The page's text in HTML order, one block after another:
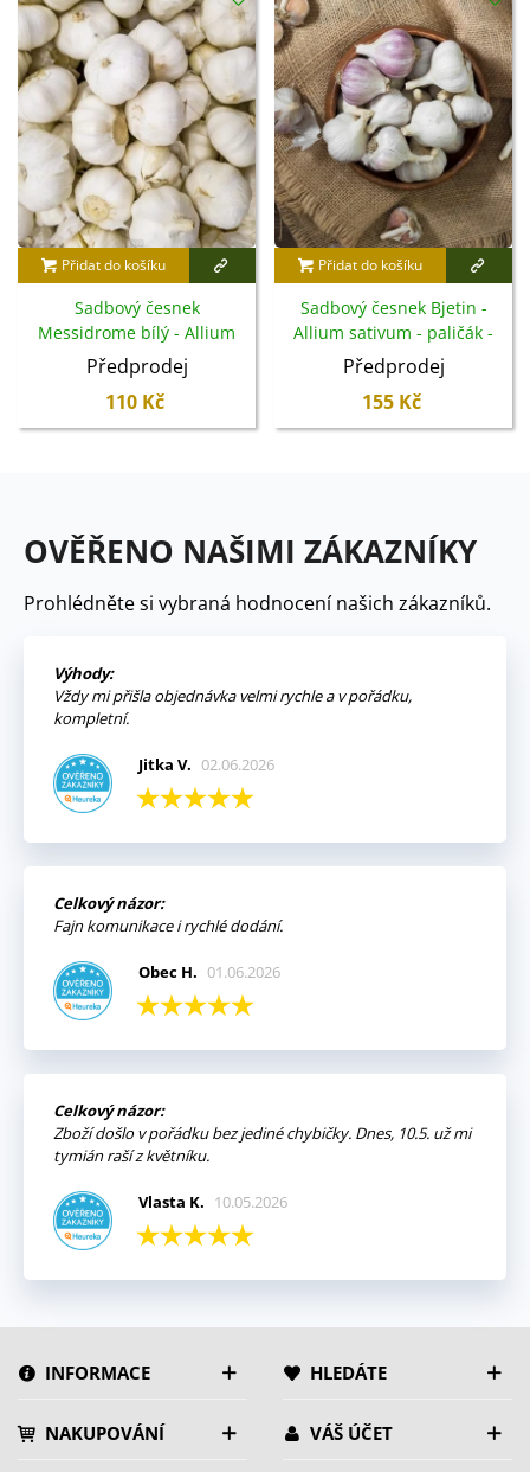
Přidat do košíku
Sadbový česnek
Messidrome bílý - Allium
sativum - nepaličák - cibule
česneku - 1 balení
Předprodej
110 Kč
Přidat do košíku
Sadbový česnek Bjetin -
Allium sativum - paličák -
cibuloviny - 1 balení
Předprodej
155 Kč
OVĚŘENO NAŠIMI ZÁKAZNÍKY
Prohlédněte si vybraná hodnocení našich zákazníků.
Výhody:
Vždy mi přišla objednávka velmi rychle a v pořádku,
kompletní.
Jitka V. 02.06.2026
Celkový názor:
Fajn komunikace i rychlé dodání.
Obec H. 01.06.2026
Celkový názor:
Zboží došlo v pořádku bez jediné chybičky. Dnes, 10.5. už mi
tymián raší z květníku.
Vlasta K. 10.05.2026
INFORMACE HLEDÁTE
NAKUPOVÁNÍ VÁŠ ÚČET